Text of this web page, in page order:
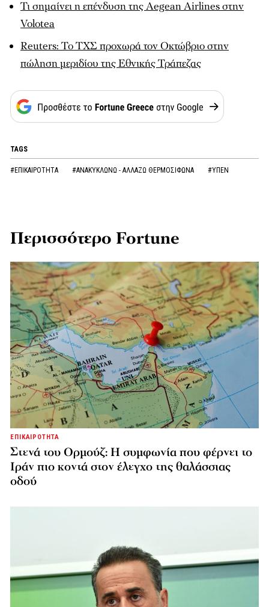
Τι σημαίνει η επένδυση της Aegean Airlines στην
Volotea
Reuters: Το ΤΧΣ προχωρά τον Οκτώβριο στην
πώληση μεριδίου της Εθνικής Τράπεζας
TAGS
#ΕΠΙΚΑΙΡΟΤΗΤΑ #ΑΝΑΚΥΚΛΩΝΩ - ΑΛΛΑΖΩ ΘΕΡΜΟΣΙΦΩΝΑ #ΥΠΕΝ
Περισσότερο Fortune
ΕΠΙΚΑΙΡΟΤΗΤΑ
Στενά του Ορμούζ: Η συμφωνία που φέρνει το
Ιράν πιο κοντά στον έλεγχο της θαλάσσιας
οδού